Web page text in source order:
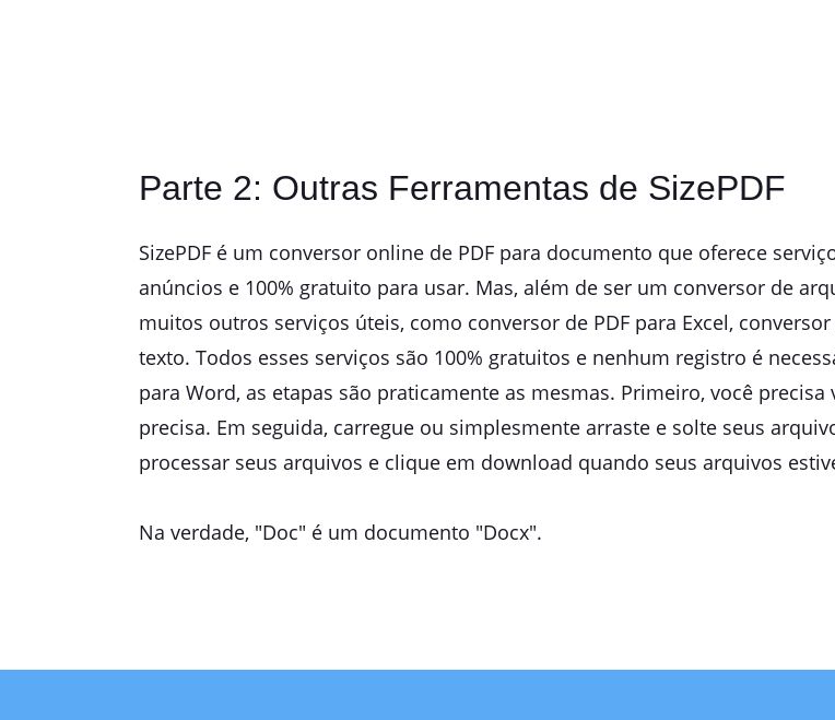
Parte 2: Outras Ferramentas de SizePDF
SizePDF é um conversor online de PDF para documento que oferece
anúncios e 100% gratuito para usar. Mas, além de ser um conversor de
muitos outros serviços úteis, como conversor de PDF para Excel,
texto. Todos esses serviços são 100% gratuitos e nenhum registro é
para Word, as etapas são praticamente as mesmas. Primeiro, você
precisa. Em seguida, carregue ou simplesmente arraste e solte seus
processar seus arquivos e clique em download quando seus arquivos
Na verdade, "Doc" é um documento "Docx".